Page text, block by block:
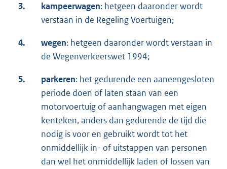
3. kampeerwagen: hetgeen daaronder wordt
verstaan in de Regeling Voertuigen;
4. wegen: hetgeen daaronder wordt verstaan in
de Wegenverkeerswet 1994;
5. parkeren: het gedurende een aaneengesloten
periode doen of laten staan van een
motorvoertuig of aanhangwagen met eigen
kenteken, anders dan gedurende de tijd die
nodig is voor en gebruikt wordt tot het
onmiddellijk in- of uitstappen van personen
dan wel het onmiddellijk laden of lossen van